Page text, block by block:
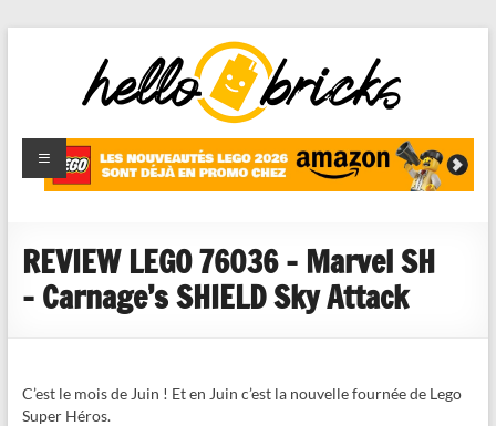
HelloBricks
Blog LEGO,
nouveaut�s
reviews
REVIEW LEGO 76036 – Marvel SH
– Carnage’s SHIELD Sky Attack
C’est le mois de Juin ! Et en Juin c’est la nouvelle fournée de Lego
Super Héros.